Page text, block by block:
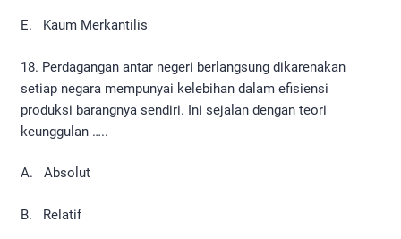
E. Kaum Merkantilis
18. Perdagangan antar negeri berlangsung dikarenakan
setiap negara mempunyai kelebihan dalam efisiensi
produksi barangnya sendiri. Ini sejalan dengan teori
keunggulan …..
A. Absolut
B. Relatif